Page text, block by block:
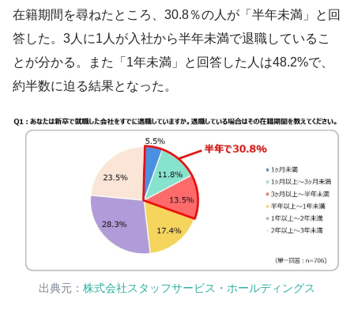
在籍期間を尋ねたところ、30.8％の人が「半年未満」と回
答した。3人に1人が入社から半年未満で退職しているこ
とが分かる。また「1年未満」と回答した人は48.2%で、
約半数に迫る結果となった。
出典元： 株式会社スタッフサービス・ホールディングス